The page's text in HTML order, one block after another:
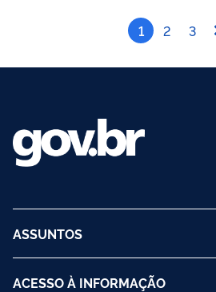
1 2 3
ASSUNTOS
ACESSO À INFORMAÇÃO